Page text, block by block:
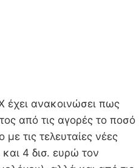
έχει ανακοινώσει πως
από τις αγορές το ποσό
τις τελευταίες νέες
4 δισ. ευρώ τον